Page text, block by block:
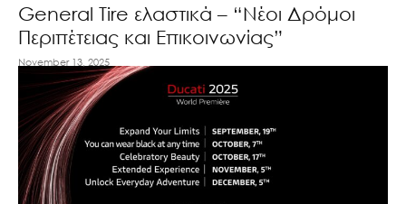
General Tire ελαστικά – “Νέοι Δρόμοι
Περιπέτειας και Επικοινωνίας”
November 13, 2025